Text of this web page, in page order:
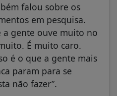
falou sobre os
em pesquisa.
a gente ouve muito no
É muito caro.
é o que a gente mais
param para se
não fazer”.